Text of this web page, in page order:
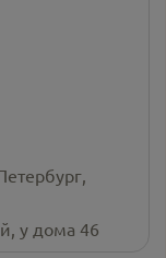
у дома 46